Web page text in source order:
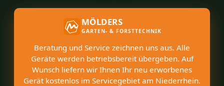
MÖLDERS
GARTEN- & FORSTTECHNIK
Beratung und Service zeichnen uns aus. Alle
Geräte werden betriebsbereit übergeben. Auf
Wunsch liefern wir Ihnen Ihr neu erworbenes
Gerät kostenlos im Servicegebiet am Niederrhein.